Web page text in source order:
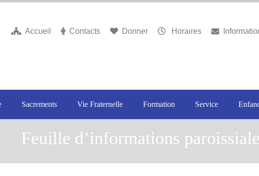
Accueil Contacts Donner Horaires
Sacrements Vie Fraternelle Formation Service
Feuille d’informations